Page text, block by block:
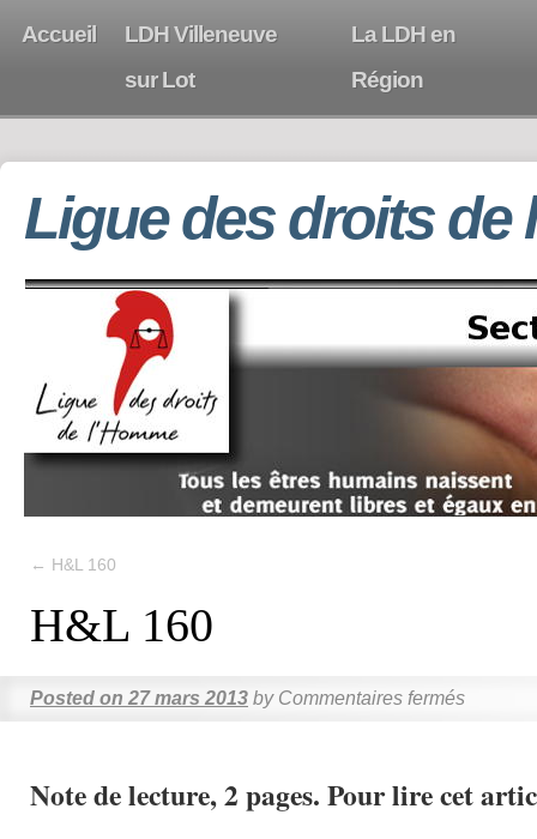
Accueil
LDH Villeneuve
sur Lot
La LDH en
Région
Ligue des droits de
← H&L 160
H&L 160
Posted on 27 mars 2013 by Commentaires fermés
Note de lecture, 2 pages. Pour lire cet